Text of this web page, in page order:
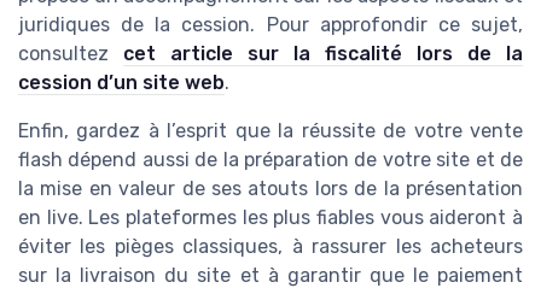
juridiques de la cession. Pour approfondir ce sujet,
consultez cet article sur la fiscalité lors de la
cession d’un site web.
Enfin, gardez à l’esprit que la réussite de votre vente
flash dépend aussi de la préparation de votre site et de
la mise en valeur de ses atouts lors de la présentation
en live. Les plateformes les plus fiables vous aideront à
éviter les pièges classiques, à rassurer les acheteurs
sur la livraison du site et à garantir que le paiement